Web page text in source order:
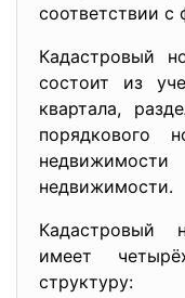
соответствии с
Кадастровый
состоит из
квартала,
порядкового
недвижимости.
Кадастровый
имеет
структуру: